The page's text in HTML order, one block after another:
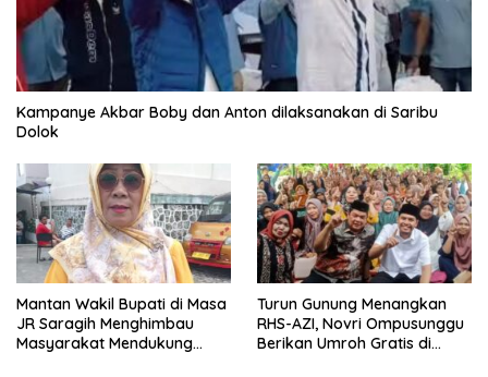
Kampanye Akbar Boby dan Anton dilaksanakan di Saribu
Dolok
Mantan Wakil Bupati di Masa
JR Saragih Menghimbau
Masyarakat Mendukung
Turun Gunung Menangkan
RHS-AZI, Novri Ompusunggu
Berikan Umroh Gratis di